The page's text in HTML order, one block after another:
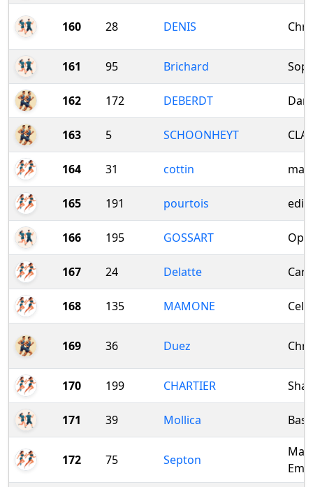
160 28 DENIS
161 95 Brichard
162 172 DEBERDT
163 5 SCHOONHEYT
164 31 cottin
165 191 pourtois
166 195 GOSSART
167 24 Delatte
168 135 MAMONE
169 36 Duez
170 199 CHARTIER
171 39 Mollica
172 75 Septon